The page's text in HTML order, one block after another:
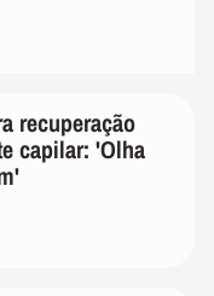
recuperação
capilar: 'Olha